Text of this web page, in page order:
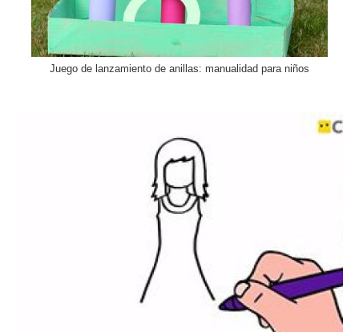
Juego de lanzamiento de anillas: manualidad para niños